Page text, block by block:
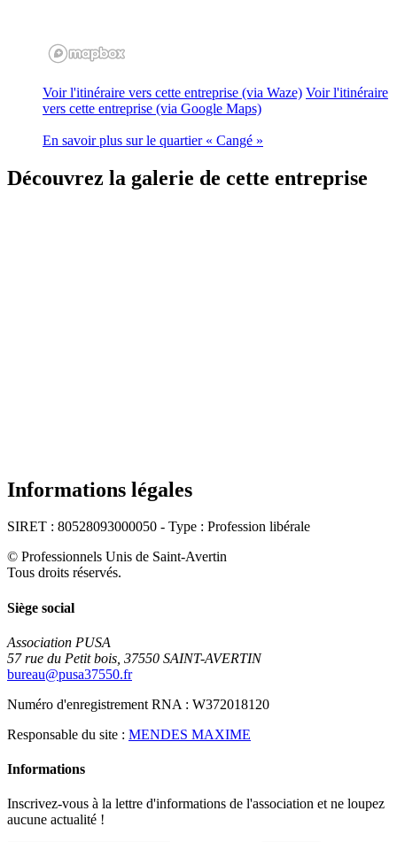
Voir l'itinéraire vers cette entreprise (via Waze) Voir l'itinéraire
vers cette entreprise (via Google Maps)
En savoir plus sur le quartier « Cangé »
Découvrez la galerie de cette entreprise
Informations légales
SIRET : 80528093000050 - Type : Profession libérale
© Professionnels Unis de Saint-Avertin
Tous droits réservés.
Siège social
Association PUSA
57 rue du Petit bois, 37550 SAINT-AVERTIN
bureau@pusa37550.fr
Numéro d'enregistrement RNA : W372018120
Responsable du site : MENDES MAXIME
Informations
Inscrivez-vous à la lettre d'informations de l'association et ne loupez
aucune actualité !